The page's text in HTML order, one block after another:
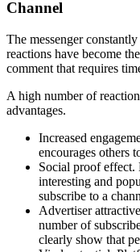
Channel
The messenger
reactions have become
comment that requires
A high number of
advantages.
Increased
encourages others
Social proof effect.
interesting and
subscribe to a
Advertiser
number of
clearly show that